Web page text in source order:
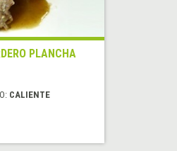
PLANCHA
CALIENTE